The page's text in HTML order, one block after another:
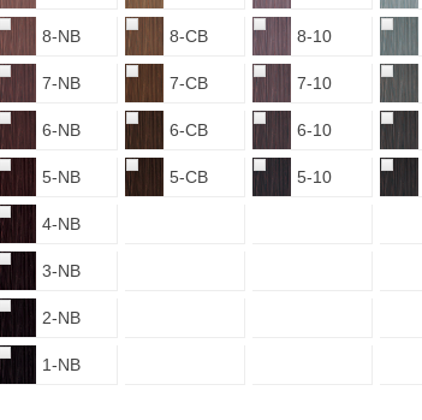
8-NB 8-CB 8-10
7-NB 7-CB 7-10
6-NB 6-CB 6-10
5-NB 5-CB 5-10
4-NB
3-NB
2-NB
1-NB